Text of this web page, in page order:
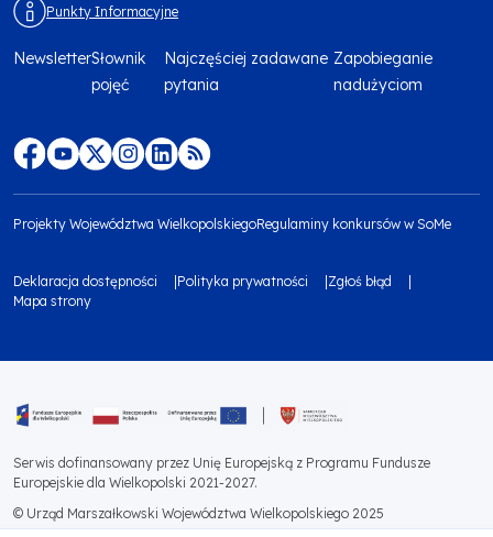
Punkty Informacyjne
Menu
footer
społecznościowe
top
NewsletterSłownik
pojęć
Najczęściej zadawane
pytania
Zapobieganie
nadużyciom
footer
Projekty Województwa WielkopolskiegoRegulaminy konkursów w SoMe
Menu
footer
2
Deklaracja dostępności Polityka prywatności
Zgłoś błąd
Mapa strony
Serwis dofinansowany przez Unię Europejską z Programu Fundusze
Europejskie dla Wielkopolski 2021-2027.
© Urząd Marszałkowski Województwa Wielkopolskiego 2025